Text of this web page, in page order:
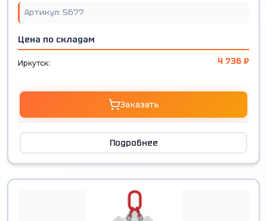
Артикул: 5677
Цена по складам
Иркутск: 4 736 ₽
Заказать
Подробнее